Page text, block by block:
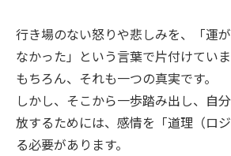
行き場のない怒りや悲しみを、「運
なかった」という言葉で片付けてい
もちろん、それも一つの真実です。
しかし、そこから一歩踏み出し、自
放するためには、感情を「道理（ロ
る必要があります。